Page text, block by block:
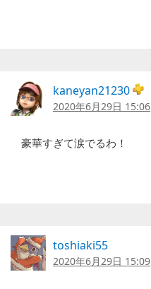
kaneyan21230
2020年6月29日 15:06
豪華すぎて涙でるわ！
toshiaki55
2020年6月29日 15:09